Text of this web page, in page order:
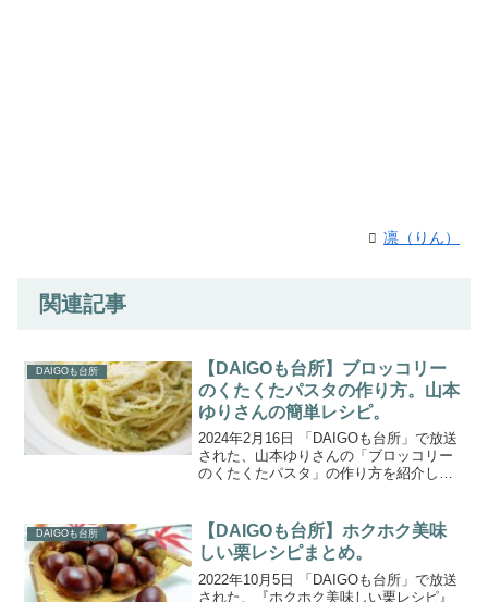
凛（りん）
関連記事
DAIGOも台所
【DAIGOも台所】ブロッコリー
のくたくたパスタの作り方。山本
ゆりさんの簡単レシピ。
2024年2月16日 「DAIGOも台所」で放送
された、山本ゆりさんの「ブロッコリー
のくたくたパスタ」の作り方を紹介しま
ニスト山本ゆりさんから教わる『料理初
心者でも一人...
DAIGOも台所
【DAIGOも台所】ホクホク美味
しい栗レシピまとめ。
2022年10月5日 「DAIGOも台所」で放送
された、『ホクホク美味しい栗レシピ』